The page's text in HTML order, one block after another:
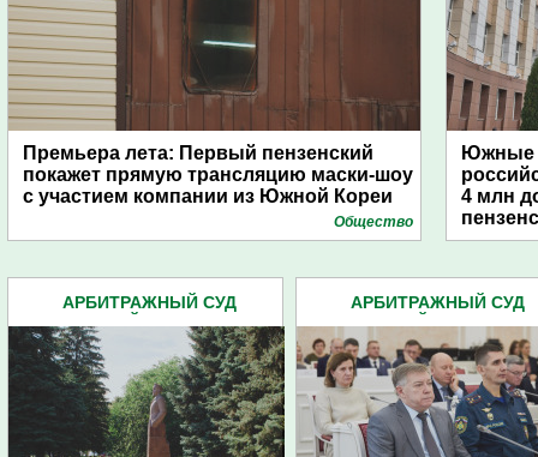
Премьера лета: Первый пензенский
покажет прямую трансляцию маски-шоу
с участием компании из Южной Кореи
Общество
Южные
4 млн
АРБИТРАЖНЫЙ СУД
АРБИТРАЖНЫЙ СУД